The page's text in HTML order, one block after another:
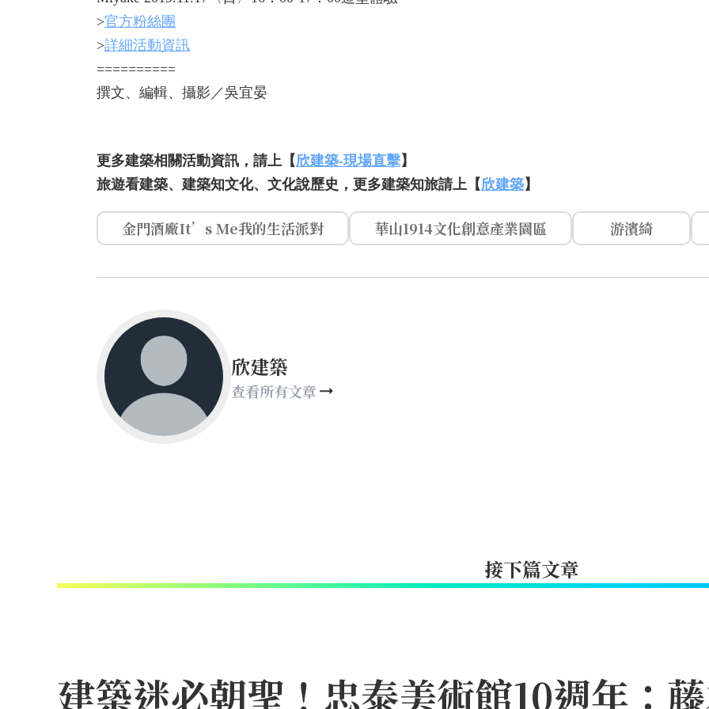
>官方粉絲團
>詳細活動資訊
==========
撰文、編輯、攝影／吳宜晏
更多建築相關活動資訊，請上【欣建築-現場直擊】
旅遊看建築、建築知文化、文化說歷史，更多建築知旅請上【欣建築】
金門酒廠It’s Me我的生活派對 華山1914文化創意產業園區 游濱綺
欣建築
查看所有文章
接下篇文章
建築迷必朝聖！忠泰美術館10週年：